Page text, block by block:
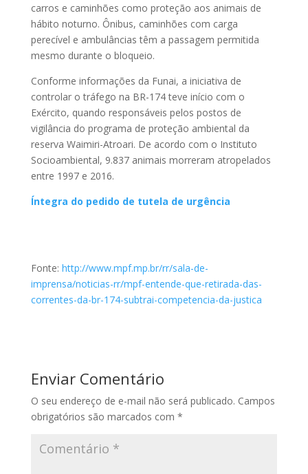
carros e caminhões como proteção aos animais de
hábito noturno. Ônibus, caminhões com carga
perecível e ambulâncias têm a passagem permitida
mesmo durante o bloqueio.
Conforme informações da Funai, a iniciativa de
controlar o tráfego na BR-174 teve início com o
Exército, quando responsáveis pelos postos de
vigilância do programa de proteção ambiental da
reserva Waimiri-Atroari. De acordo com o Instituto
Socioambiental, 9.837 animais morreram atropelados
entre 1997 e 2016.
Íntegra do pedido de tutela de urgência
Fonte: http://www.mpf.mp.br/rr/sala-de-
imprensa/noticias-rr/mpf-entende-que-retirada-das-
correntes-da-br-174-subtrai-competencia-da-justica
Enviar Comentário
O seu endereço de e-mail não será publicado. Campos
obrigatórios são marcados com *